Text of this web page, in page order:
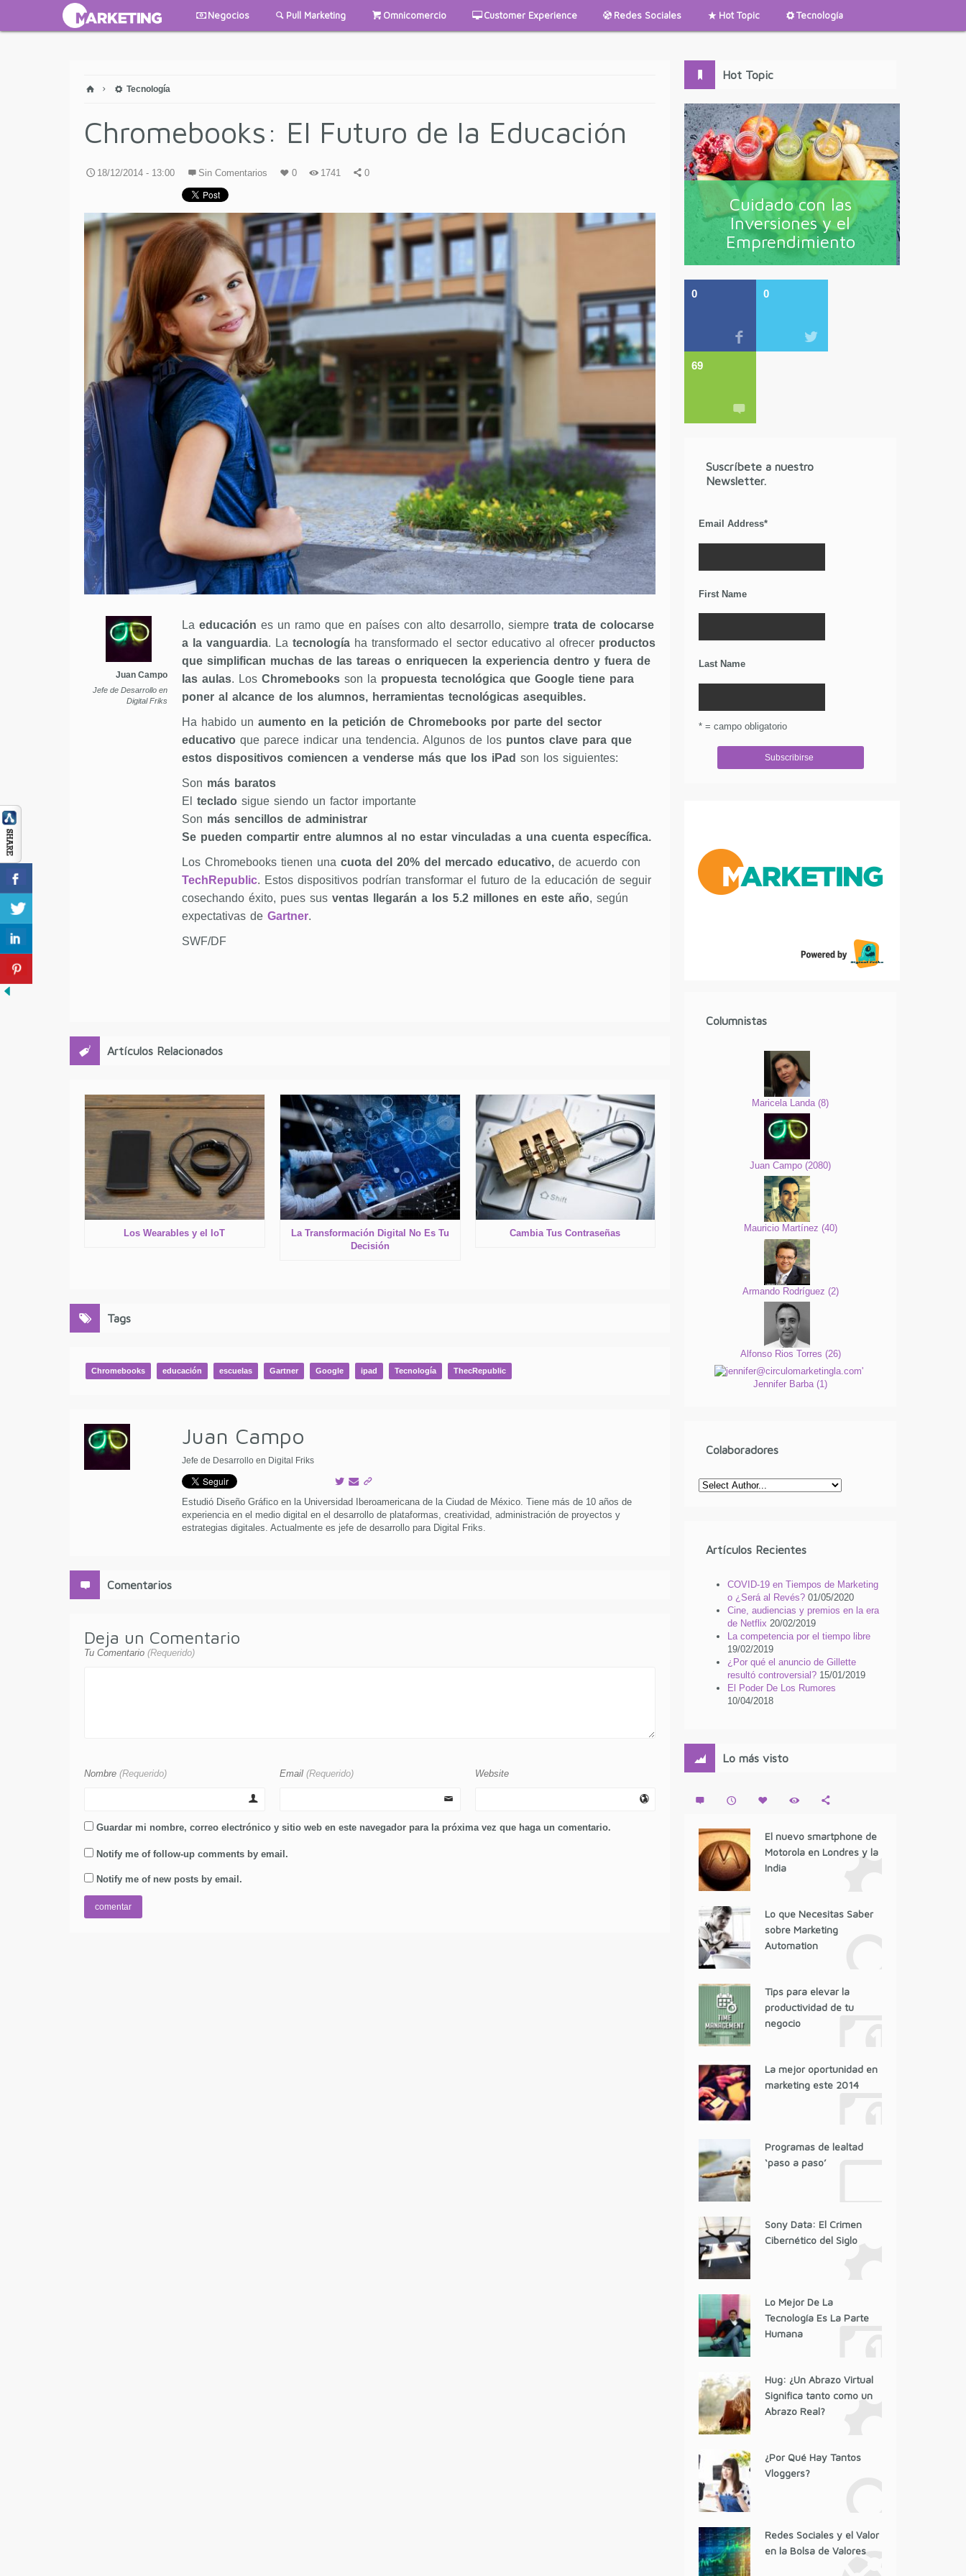
Negocios Pull Marketing Omnicomercio Customer Experience Redes Sociales Hot Topic Tecnología
Tecnología
Chromebooks: El Futuro de la Educación
18/12/2014 - 13:00 Sin Comentarios 0 1741 0
Juan Campo
Jefe de Desarrollo en
Digital Friks
La educación es un ramo que en países con alto desarrollo, siempretrata de colocarse
a la vanguardia. La tecnologíaha transformado el sector educativo al ofrecer productos
que simplifican muchas de las tareas o enriquecen la experiencia dentro y fuera de
las aulas. Los Chromebooksson la propuesta tecnológica que Google tiene para
poner al alcance de los alumnos, herramientas tecnológicas asequibles.
Ha habido un aumento en la petición de Chromebooks por parte del sector
educativoque parece indicar una tendencia. Algunos de los puntos clave para que
estos dispositivos comiencen a venderse más que los iPad son los siguientes:
Son más baratos
El
tecladosigue siendo un factor importante
Son más sencillos de administrar
Se pueden compartir entre alumnos al no estar vinculadas a una cuenta específica.
Los Chromebooks tienen una cuota del 20% del mercado educativo,de acuerdo con
TechRepublic. Estos dispositivos podrían transformar el futuro de la educación de seguir
cosechando éxito, pues sus ventas llegarán a los 5.2 millones en este año, según
expectativas de Gartner.
SWF/DF
Artículos Relacionados
Los Wearables y el IoT
La Transformación Digital No Es Tu
Decisión
Cambia Tus Contraseñas
Tags
Chromebooks educación escuelas Gartner Google ipad Tecnología ThecRepublic
Juan Campo
Jefe de Desarrollo en Digital Friks
Estudió Diseño Gráfico en la Universidad Iberoamericana de la Ciudad de México. Tiene más de 10 años de
experiencia en el medio digital en el desarrollo de plataformas, creatividad, administración de proyectos y
estrategias digitales. Actualmente es jefe de desarrollo para Digital Friks.
Comentarios
Deja un Comentario
Tu Comentario (Requerido)
Nombre (Requerido) Email (Requerido) Website
Guardar mi nombre, correo electrónico y sitio web en este navegador para la próxima vez que haga un comentario.
Notify me of follow-up comments by email.
Notify me of new posts by email.
Hot Topic
Cuidado con las
Inversiones y el
Emprendimiento
0 0
69
Suscríbete a nuestro
Newsletter.
Email Address*
First Name
Last Name
* = campo obligatorio
Columnistas
Maricela Landa(8)
Juan Campo(2080)
Mauricio Martínez (40)
Armando Rodríguez (2)
Alfonso Rios Torres (26)
Jennifer Barba(1)
Colaboradores
Artículos Recientes
COVID-19 en Tiempos de Marketing
o ¿Será al Revés? 01/05/2020
Cine, audiencias y premios en la era
de Netflix 20/02/2019
La competencia por el tiempo libre
19/02/2019
¿Por qué el anuncio de Gillette
resultó controversial? 15/01/2019
El Poder De Los Rumores
10/04/2018
Lo más visto
El nuevo smartphone de
Motorola en Londres y la
India
Lo que Necesitas Saber
sobre Marketing
Automation
Tips para elevar la
productividad de tu
negocio
La mejor oportunidad en
marketing este 2014
Programas de lealtad
‘paso a paso’
Sony Data: El Crimen
Cibernético del Siglo
Lo Mejor De La
Tecnología Es La Parte
Humana
Hug: ¿Un Abrazo Virtual
Significa tanto como un
Abrazo Real?
¿Por Qué Hay Tantos
Vloggers?
Redes Sociales y el Valor
en la Bolsa de Valores